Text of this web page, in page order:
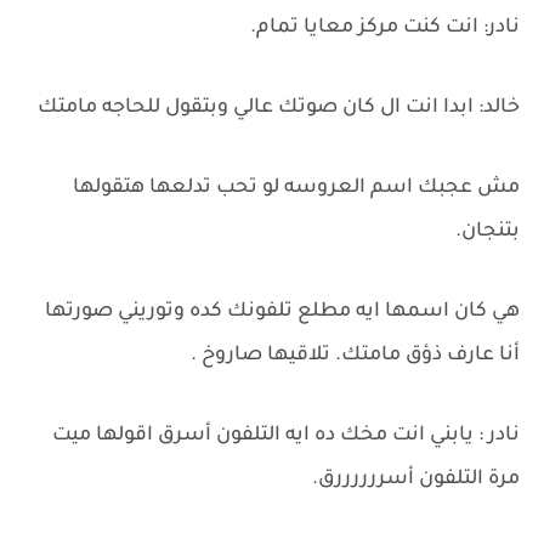
نادر: انت كنت مركز معايا تمام.
خالد: ابدا انت ال كان صوتك عالي وبتقول للحاجه مامتك
مش عجبك اسم العروسه لو تحب تدلعها هتقولها
بتنجان.
هي كان اسمها ايه مطلع تلفونك كده وتوريني صورتها
أنا عارف ذؤق مامتك. تلاقيها صاروخ .
نادر : يابني انت مخك ده ايه التلفون أسرق اقولها ميت
مرة التلفون أسررررررق.